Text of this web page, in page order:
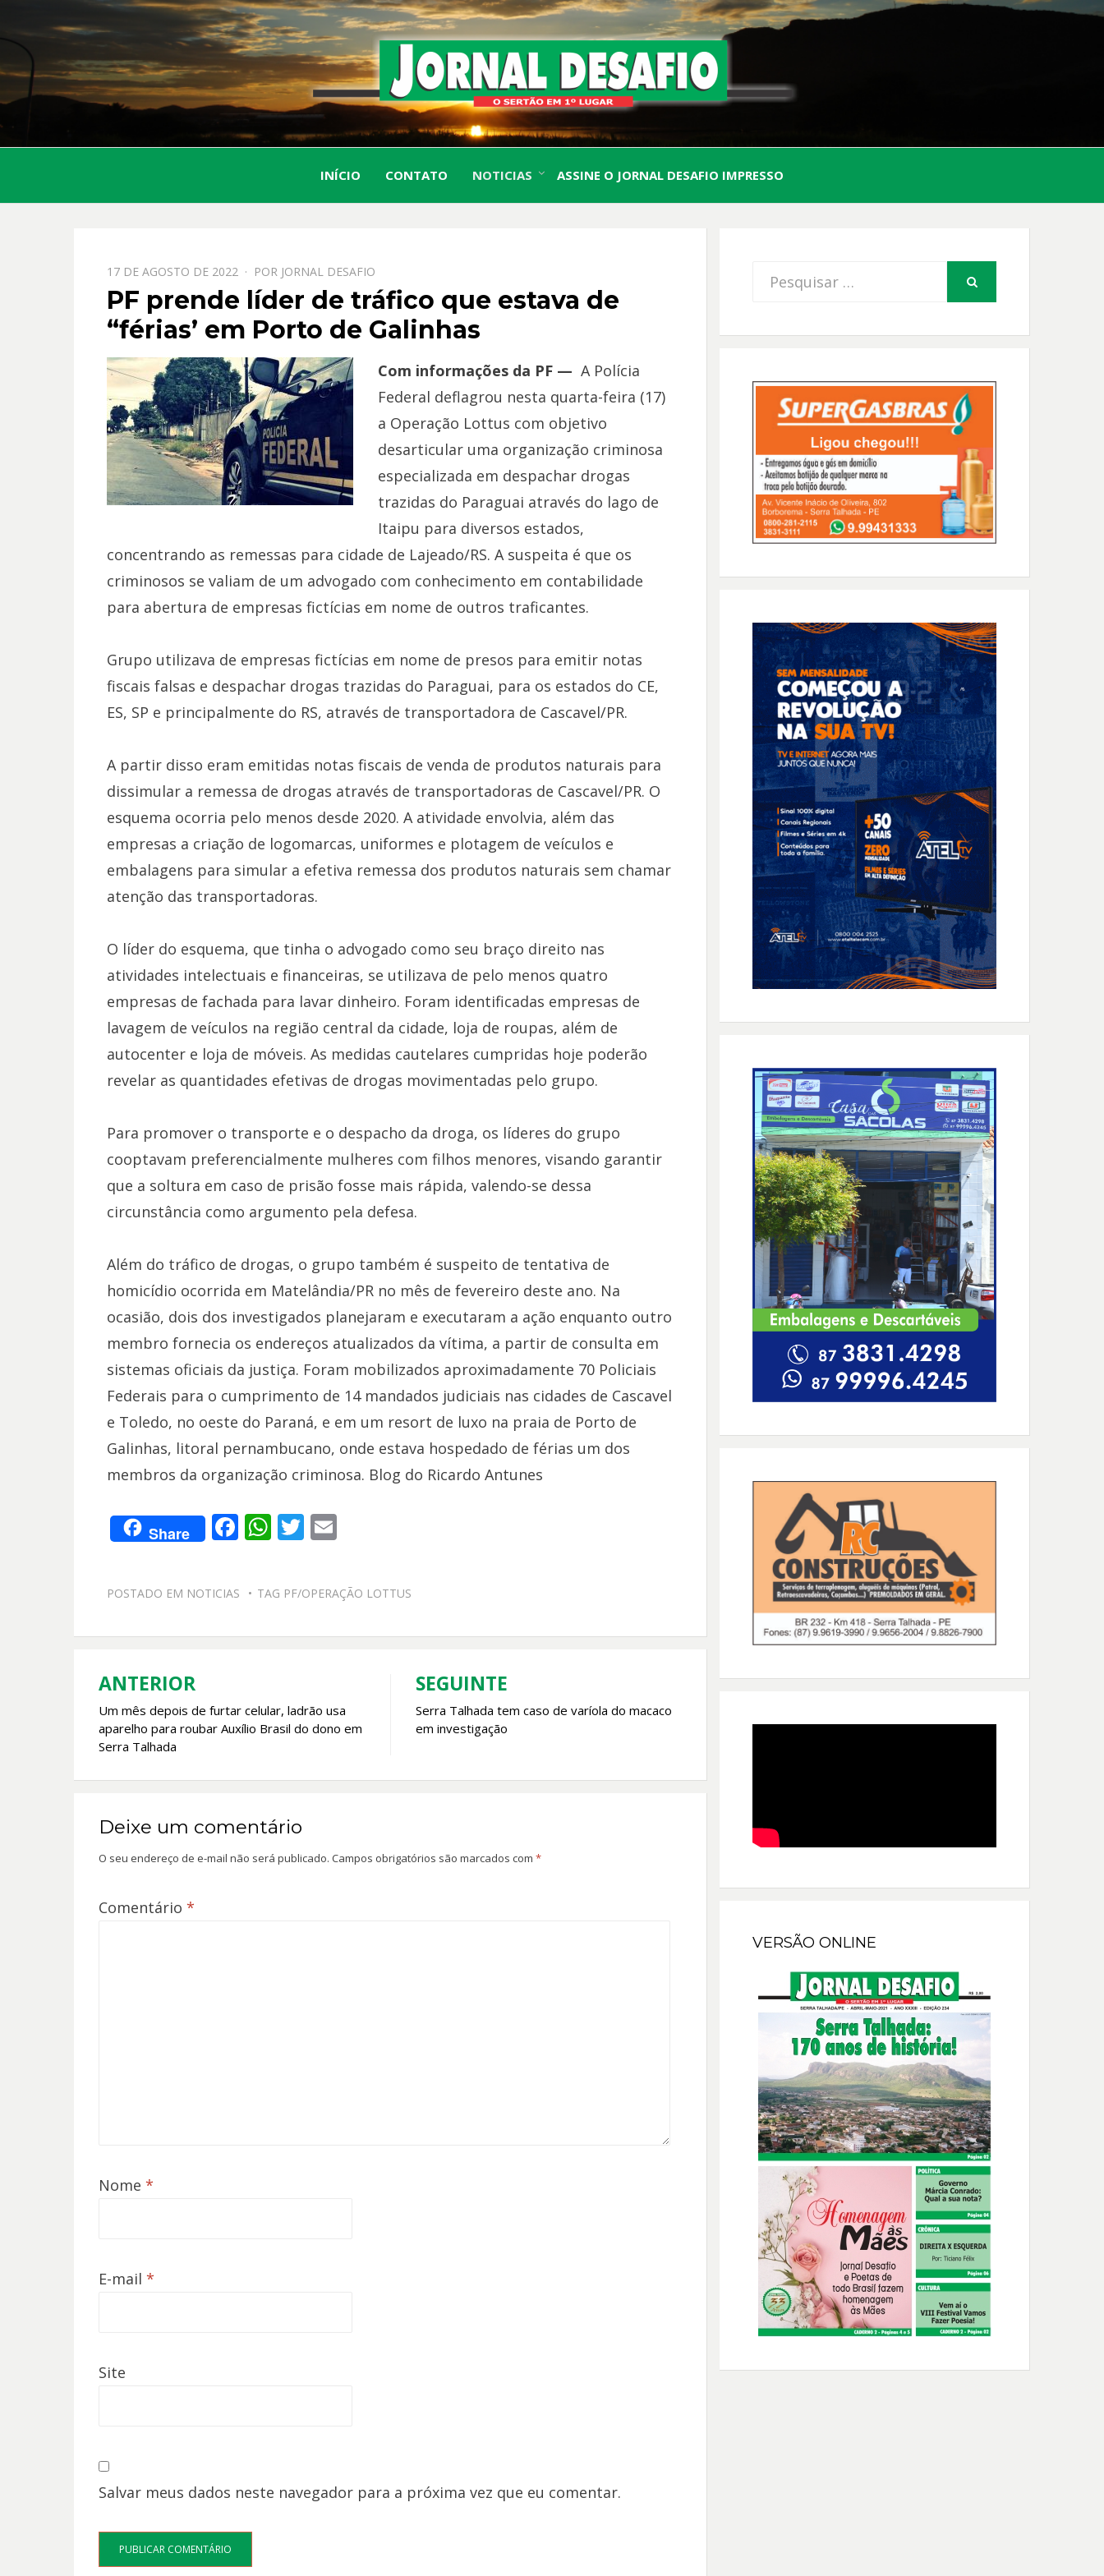
JORNAL
DESAFIO
O Sertão em 1º Lugar
INÍCIO CONTATO NOTICIAS ASSINE O JORNAL DESAFIO IMPRESSO
PPOSTADO
EM
17 DE AGOSTO DE 2022 POR JORNAL DESAFIO
PF prende líder de tráfico que estava de
“férias’ em Porto de Galinhas
Com informações da PF — A Polícia
Federal deflagrou nesta quarta-feira (17)
a Operação Lottus com objetivo
desarticular uma organização criminosa
especializada em despachar drogas
trazidas do Paraguai através do lago de
Itaipu para diversos estados,
concentrando as remessas para cidade de Lajeado/RS. A suspeita é que os
criminosos se valiam de um advogado com conhecimento em contabilidade
para abertura de empresas fictícias em nome de outros traficantes.
Grupo utilizava de empresas fictícias em nome de presos para emitir notas
fiscais falsas e despachar drogas trazidas do Paraguai, para os estados do CE,
ES, SP e principalmente do RS, através de transportadora de Cascavel/PR.
A partir disso eram emitidas notas fiscais de venda de produtos naturais para
dissimular a remessa de drogas através de transportadoras de Cascavel/PR. O
esquema ocorria pelo menos desde 2020. A atividade envolvia, além das
empresas a criação de logomarcas, uniformes e plotagem de veículos e
embalagens para simular a efetiva remessa dos produtos naturais sem chamar
atenção das transportadoras.
O líder do esquema, que tinha o advogado como seu braço direito nas
atividades intelectuais e financeiras, se utilizava de pelo menos quatro
empresas de fachada para lavar dinheiro. Foram identificadas empresas de
lavagem de veículos na região central da cidade, loja de roupas, além de
autocenter e loja de móveis. As medidas cautelares cumpridas hoje poderão
revelar as quantidades efetivas de drogas movimentadas pelo grupo.
Para promover o transporte e o despacho da droga, os líderes do grupo
cooptavam preferencialmente mulheres com filhos menores, visando garantir
que a soltura em caso de prisão fosse mais rápida, valendo-se dessa
circunstância como argumento pela defesa.
Além do tráfico de drogas, o grupo também é suspeito de tentativa de
homicídio ocorrida em Matelândia/PR no mês de fevereiro deste ano. Na
ocasião, dois dos investigados planejaram e executaram a ação enquanto outro
membro fornecia os endereços atualizados da vítima, a partir de consulta em
sistemas oficiais da justiça. Foram mobilizados aproximadamente 70 Policiais
Federais para o cumprimento de 14 mandados judiciais nas cidades de Cascavel
e Toledo, no oeste do Paraná, e em um resort de luxo na praia de Porto de
Galinhas, litoral pernambucano, onde estava hospedado de férias um dos
membros da organização criminosa. Blog do Ricardo Antunes
Share F
b
o
W
s
A
T
er
E
ai
l
POSTADO EM NOTICIAS TAG PF/OPERAÇÃO LOTTUS
Navegação
de
Post
ANTERIOR
Um mês depois de furtar celular, ladrão usa
aparelho para roubar Auxílio Brasil do dono em
Serra Talhada
SEGUINTE
Serra Talhada tem caso de varíola do macaco
em investigação
Deixe um comentário
O seu endereço de e-mail não será publicado. Campos obrigatórios são marcados com *
Comentário *
Nome *
E-mail *
Site
Salvar meus dados neste navegador para a próxima vez que eu comentar.
Procurar
VERSÃO ONLINE